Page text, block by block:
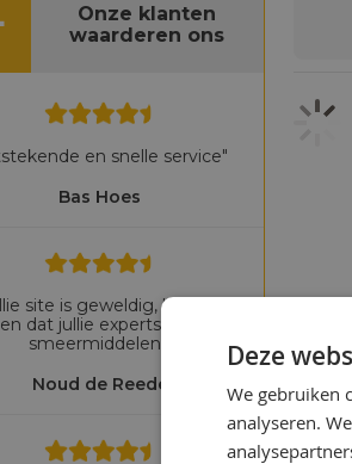
Onze klanten
waarderen ons
Bas Hoes
en snelle service"
Noud de Reede
site is geweldig, het laat
dat jullie experts zijn in
smeermiddelen!"
Deze
We gebruiken
analyseren.